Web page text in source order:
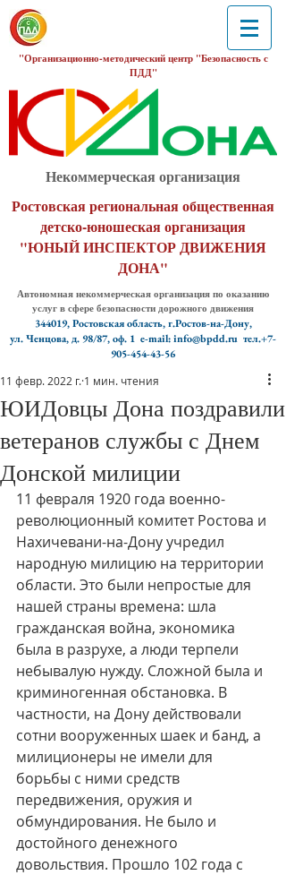
"Организационно-методический центр "Безопасность с
ПДД"
Некоммерческая организация
Ростовская региональная общественная
детско-юношеская организация
"ЮНЫЙ ИНСПЕКТОР ДВИЖЕНИЯ
ДОНА"
Автономная некоммерческая организация по оказанию
услуг в сфере безопасности дорожного движения
344019, Ростовская область, г.Ростов-на-Дону,
ул. Ченцова, д. 98/87, оф. 1 e-mail: info@bpdd.ru тел.+7-
905-454-43-56
ЮИДовцы Дона поздравили
ветеранов службы с Днем
Донской милиции
11 февр. 2022 г. 1 мин. чтения
11 февраля 1920 года военно-
революционный комитет Ростова и
Нахичевани-на-Дону учредил
народную милицию на территории
области. Это были непростые для
нашей страны времена: шла
гражданская война, экономика
была в разрухе, а люди терпели
небывалую нужду. Сложной была и
криминогенная обстановка. В
частности, на Дону действовали
сотни вооруженных шаек и банд, а
милиционеры не имели для
борьбы с ними средств
передвижения, оружия и
обмундирования. Не было и
достойного денежного
довольствия. Прошло 102 года с